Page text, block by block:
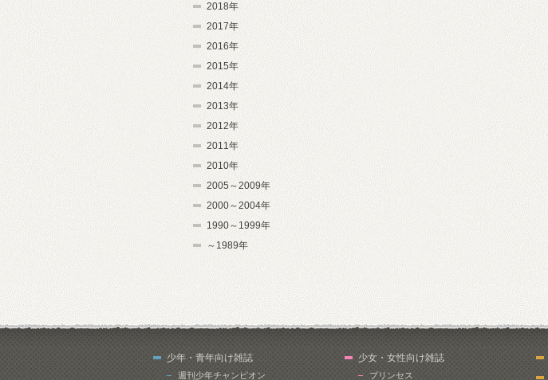
2018年
2017年
2016年
2015年
2014年
2013年
2012年
2011年
2010年
2005～2009年
2000～2004年
1990～1999年
～1989年
少年・青年向け雑誌
週刊少年チャンピオン
少女・女性向け雑誌
プリンセス